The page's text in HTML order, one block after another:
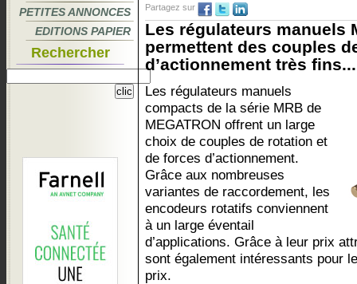
PETITES ANNONCES
EDITIONS PAPIER
Rechercher
Partagez sur
Les régulateurs manuels
permettent des couples
d’actionnement très fins...
Les régulateurs manuels
compacts de la série MRB de
MEGATRON offrent un large
choix de couples de rotation et
de forces d’actionnement.
Grâce aux nombreuses
variantes de raccordement, les
encodeurs rotatifs conviennent
à un large éventail
d’applications. Grâce à leur prix
sont également intéressants pour
prix.